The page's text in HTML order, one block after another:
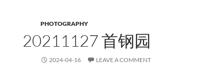
PHOTOGRAPHY
20211127 首钢园
2024-04-16 LEAVE A COMMENT